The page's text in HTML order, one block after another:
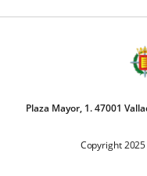
Plaza Mayor, 1. 47001
Copyright